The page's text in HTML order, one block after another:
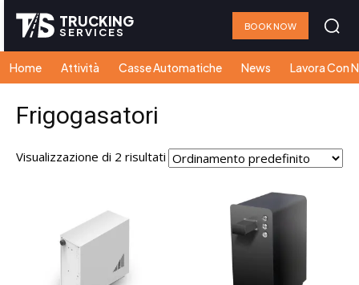
TRUCKING
SERVICES BOOK NOW
Home Attività Casse Automatiche News Lavora Con
Frigogasatori
Visualizzazione di 2 risultati